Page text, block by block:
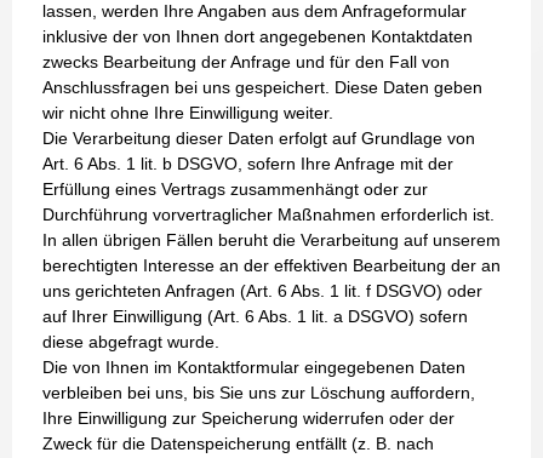
lassen, werden Ihre Angaben aus dem Anfrageformular
inklusive der von Ihnen dort angegebenen Kontaktdaten
zwecks Bearbeitung der Anfrage und für den Fall von
Anschlussfragen bei uns gespeichert. Diese Daten geben
wir nicht ohne Ihre Einwilligung weiter.
Die Verarbeitung dieser Daten erfolgt auf Grundlage von
Art. 6 Abs. 1 lit. b DSGVO, sofern Ihre Anfrage mit der
Erfüllung eines Vertrags zusammenhängt oder zur
Durchführung vorvertraglicher Maßnahmen erforderlich ist.
In allen übrigen Fällen beruht die Verarbeitung auf unserem
berechtigten Interesse an der effektiven Bearbeitung der an
uns gerichteten Anfragen (Art. 6 Abs. 1 lit. f DSGVO) oder
auf Ihrer Einwilligung (Art. 6 Abs. 1 lit. a DSGVO) sofern
diese abgefragt wurde.
Die von Ihnen im Kontaktformular eingegebenen Daten
verbleiben bei uns, bis Sie uns zur Löschung auffordern,
Ihre Einwilligung zur Speicherung widerrufen oder der
Zweck für die Datenspeicherung entfällt (z. B. nach